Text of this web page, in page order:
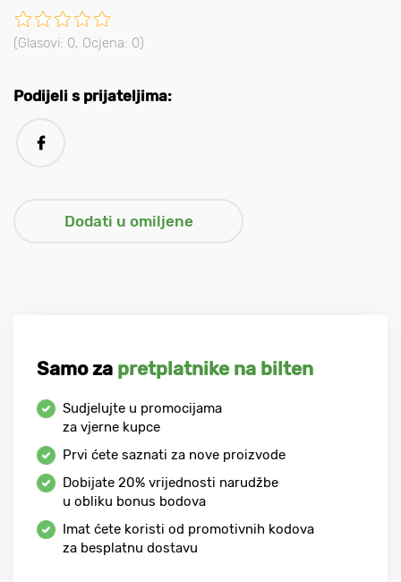
(Glasovi: 0, Ocjena: 0)
Podijeli s prijateljima:
Samo za pretplatnike na bilten
Sudjelujte u promocijama
za vjerne kupce
Prvi ćete saznati za nove proizvode
Dobijate 20% vrijednosti narudžbe
u obliku bonus bodova
Imat ćete koristi od promotivnih kodova
za besplatnu dostavu